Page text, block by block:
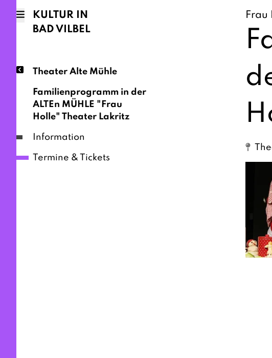
KULTUR IN
BAD VILBEL
Theater Alte Mühle
Familienprogramm in der
ALTEn MÜHLE "Frau
Holle" Theater Lakritz
Information
Termine & Tickets
Frau